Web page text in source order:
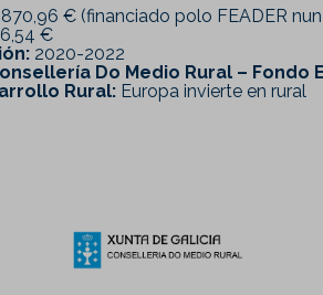
€ (financiado polo FEADER nun
€
2020-2022
Do Medio Rural – Fondo
Rural: Europa invierte en rural